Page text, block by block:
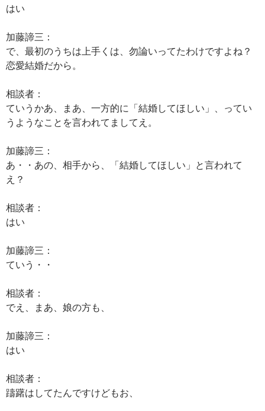
はい
加藤諦三：
で、最初のうちは上手くは、勿論いってたわけですよね？
恋愛結婚だから。
相談者：
ていうかあ、まあ、一方的に「結婚してほしい」、ってい
うようなことを言われてましてえ。
加藤諦三：
あ・・あの、相手から、「結婚してほしい」と言われて
え？
相談者：
はい
加藤諦三：
ていう・・
相談者：
でえ、まあ、娘の方も、
加藤諦三：
はい
相談者：
躊躇はしてたんですけどもお、